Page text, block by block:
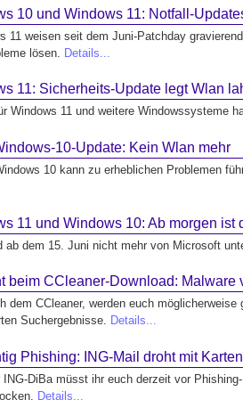
10 und Windows 11: Notfall-
11 weisen seit dem Juni-Patchday
lösen.
Details...
11: Sicherheits-Update legt Wlan
Windows 11 und weitere Windowssysteme
10-Update: Kein Wlan mehr
10 kann zu erheblichen Problemen
11 und Windows 10: Ab morgen ist
ab dem 15. Juni nicht mehr von Microsoft
beim CCleaner-Download: Malware
dem CCleaner, werden euch
Suchergebnisse. Details...
Phishing: ING-Mail droht mit
DiBa müsst ihr euch derzeit vor
Details...